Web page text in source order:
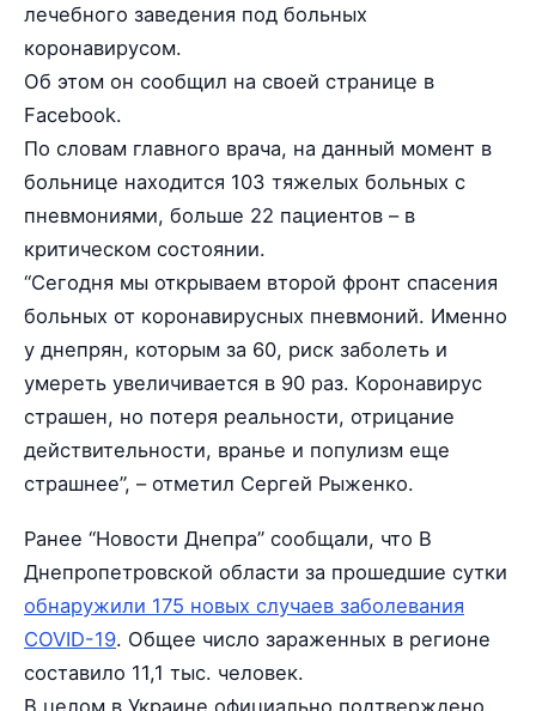
лечебного заведения под больных
коронавирусом.
Об этом он сообщил на своей странице в
Facebook.
По словам главного врача, на данный момент в
больнице находится 103 тяжелых больных с
пневмониями, больше 22 пациентов – в
критическом состоянии.
“Сегодня мы открываем второй фронт спасения
больных от коронавирусных пневмоний. Именно
у днепрян, которым за 60, риск заболеть и
умереть увеличивается в 90 раз. Коронавирус
страшен, но потеря реальности, отрицание
действительности, вранье и популизм еще
страшнее”, – отметил Сергей Рыженко.
Ранее “Новости Днепра” сообщали, что В
Днепропетровской области за прошедшие сутки
обнаружили 175 новых случаев заболевания
COVID-19. Общее число зараженных в регионе
составило 11,1 тыс. человек.